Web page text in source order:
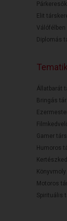
Elit
Diplomás
Állatbarát
Bringás
Gamer
Humoros
Motoros
Spirituális